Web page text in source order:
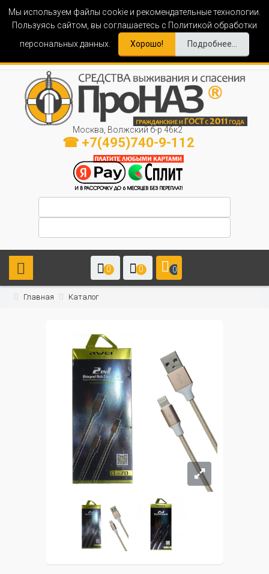
Мы используем файлы cookie и рекомендательные технологии.
Пользуясь сайтом, вы соглашаетесь с Политикой обработки
персональных данных.
Хорошо! Подробнее...
Москва, Волжский б-р 46к2
☎ +7(495)740-9-112
0 0 0
Главная Каталог